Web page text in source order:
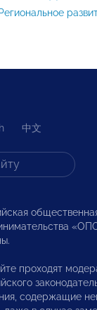
Региональное
中文
проходят
содержащие